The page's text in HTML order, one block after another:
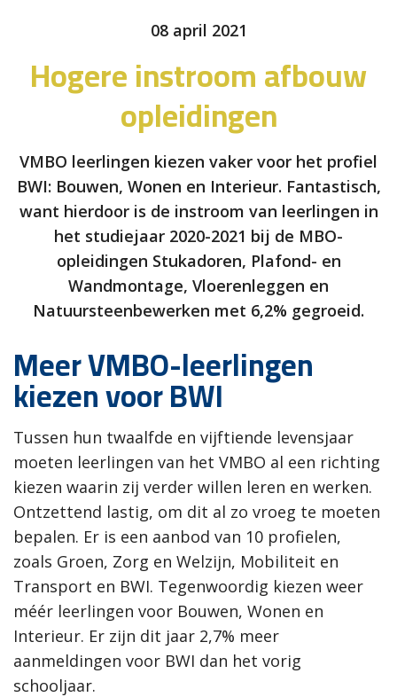
08 april 2021
Hogere instroom afbouw
opleidingen
VMBO leerlingen kiezen vaker voor het profiel
BWI: Bouwen, Wonen en Interieur. Fantastisch,
want hierdoor is de instroom van leerlingen in
het studiejaar 2020-2021 bij de MBO-
opleidingen Stukadoren, Plafond- en
Wandmontage, Vloerenleggen en
Natuursteenbewerken met 6,2% gegroeid.
Meer VMBO-leerlingen
kiezen voor BWI
Tussen hun twaalfde en vijftiende levensjaar
moeten leerlingen van het VMBO al een richting
kiezen waarin zij verder willen leren en werken.
Ontzettend lastig, om dit al zo vroeg te moeten
bepalen. Er is een aanbod van 10 profielen,
zoals Groen, Zorg en Welzijn, Mobiliteit en
Transport en BWI. Tegenwoordig kiezen weer
méér leerlingen voor Bouwen, Wonen en
Interieur. Er zijn dit jaar 2,7% meer
aanmeldingen voor BWI dan het vorig
schooljaar.